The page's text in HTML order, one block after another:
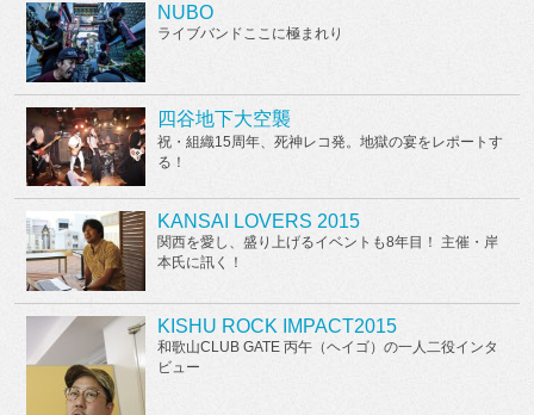
NUBO
ライブバンドここに極まれり
四谷地下大空襲
祝・組織15周年、死神レコ発。地獄の宴をレポートす
る！
KANSAI LOVERS 2015
関西を愛し、盛り上げるイベントも8年目！ 主催・岸
本氏に訊く！
KISHU ROCK IMPACT2015
和歌山CLUB GATE 丙午（ヘイゴ）の一人二役インタ
ビュー